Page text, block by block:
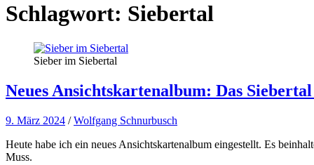
Schlagwort: Siebertal
Sieber im Siebertal
Neues Ansichtskartenalbum: Das
9. März 2024 /Wolfgang Schnurbusch
Heute habe ich ein neues Ansichtskartenalbum eingestellt. Es
Muss.